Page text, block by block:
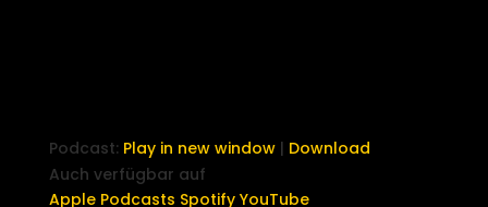
Podcast: Play in new window| Download
Auch verfügbar auf
Apple Podcasts Spotify YouTube